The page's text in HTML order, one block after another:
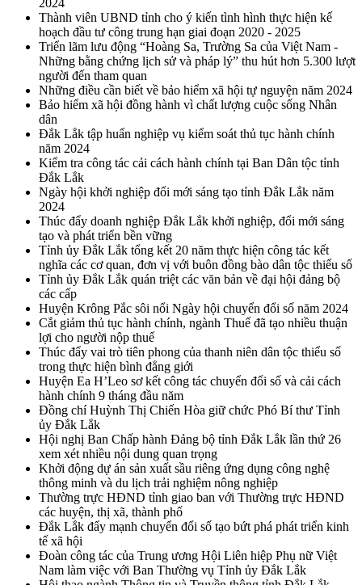
2024
Thành viên UBND tỉnh cho ý kiến tình hình thực hiện kế
hoạch đầu tư công trung hạn giai đoạn 2020 - 2025
Triển lãm lưu động “Hoàng Sa, Trường Sa của Việt Nam -
Những bằng chứng lịch sử và pháp lý” thu hút hơn 5.300 lượt
người đến tham quan
Những điều cần biết về bảo hiểm xã hội tự nguyện năm 2024
Bảo hiểm xã hội đồng hành vì chất lượng cuộc sống Nhân
dân
Đắk Lắk tập huấn nghiệp vụ kiểm soát thủ tục hành chính
năm 2024
Kiểm tra công tác cải cách hành chính tại Ban Dân tộc tỉnh
Đắk Lắk
Ngày hội khởi nghiệp đổi mới sáng tạo tỉnh Đắk Lắk năm
2024
Thúc đẩy doanh nghiệp Đắk Lắk khởi nghiệp, đổi mới sáng
tạo và phát triển bền vững
Tỉnh ủy Đắk Lắk tổng kết 20 năm thực hiện công tác kết
nghĩa các cơ quan, đơn vị với buôn đồng bào dân tộc thiểu số
Tỉnh ủy Đắk Lắk quán triệt các văn bản về đại hội đảng bộ
các cấp
Huyện Krông Pắc sôi nổi Ngày hội chuyển đổi số năm 2024
Cắt giảm thủ tục hành chính, ngành Thuế đã tạo nhiều thuận
lợi cho người nộp thuế
Thúc đẩy vai trò tiên phong của thanh niên dân tộc thiểu số
trong thực hiện bình đẳng giới
Huyện Ea H’Leo sơ kết công tác chuyển đổi số và cải cách
hành chính 9 tháng đầu năm
Đồng chí Huỳnh Thị Chiến Hòa giữ chức Phó Bí thư Tỉnh
ủy Đắk Lắk
Hội nghị Ban Chấp hành Đảng bộ tỉnh Đắk Lắk lần thứ 26
xem xét nhiều nội dung quan trọng
Khởi động dự án sản xuất sầu riêng ứng dụng công nghệ
thông minh và du lịch trải nghiệm nông nghiệp
Thường trực HĐND tỉnh giao ban với Thường trực HĐND
các huyện, thị xã, thành phố
Đắk Lắk đẩy mạnh chuyển đổi số tạo bứt phá phát triển kinh
tế xã hội
Đoàn công tác của Trung ương Hội Liên hiệp Phụ nữ Việt
Nam làm việc với Ban Thường vụ Tỉnh ủy Đắk Lắk